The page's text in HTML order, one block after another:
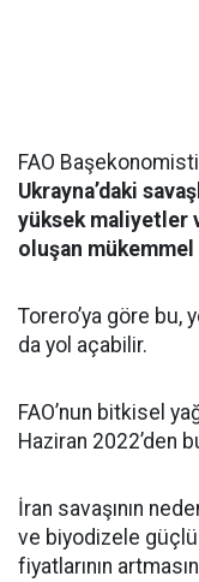
FAO
Ukrayna’daki
yüksek maliyetler
oluşan mükemmel
Torero’ya göre bu,
da yol açabilir.
FAO’nun bitkisel
Haziran 2022’den
İran savaşının
ve biyodizele güçlü
fiyatlarının